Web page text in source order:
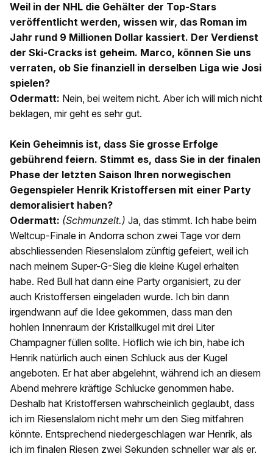
Weil in der NHL die Gehälter der Top-Stars
veröffentlicht werden, wissen wir, das Roman im
Jahr rund 9 Millionen Dollar kassiert. Der Verdienst
der Ski-Cracks ist geheim. Marco, können Sie uns
verraten, ob Sie finanziell in derselben Liga wie Josi
spielen?
Odermatt: Nein, bei weitem nicht. Aber ich will mich nicht
beklagen, mir geht es sehr gut.
Kein Geheimnis ist, dass Sie grosse Erfolge
gebührend feiern. Stimmt es, dass Sie in der finalen
Phase der letzten Saison Ihren norwegischen
Gegenspieler Henrik Kristoffersen mit einer Party
demoralisiert haben?
Odermatt: (Schmunzelt.) Ja, das stimmt. Ich habe beim
Weltcup-Finale in Andorra schon zwei Tage vor dem
abschliessenden Riesenslalom zünftig gefeiert, weil ich
nach meinem Super-G-Sieg die kleine Kugel erhalten
habe. Red Bull hat dann eine Party organisiert, zu der
auch Kristoffersen eingeladen wurde. Ich bin dann
irgendwann auf die Idee gekommen, dass man den
hohlen Innenraum der Kristallkugel mit drei Liter
Champagner füllen sollte. Höflich wie ich bin, habe ich
Henrik natürlich auch einen Schluck aus der Kugel
angeboten. Er hat aber abgelehnt, während ich an diesem
Abend mehrere kräftige Schlucke genommen habe.
Deshalb hat Kristoffersen wahrscheinlich geglaubt, dass
ich im Riesenslalom nicht mehr um den Sieg mitfahren
könnte. Entsprechend niedergeschlagen war Henrik, als
ich im finalen Riesen zwei Sekunden schneller war als er.